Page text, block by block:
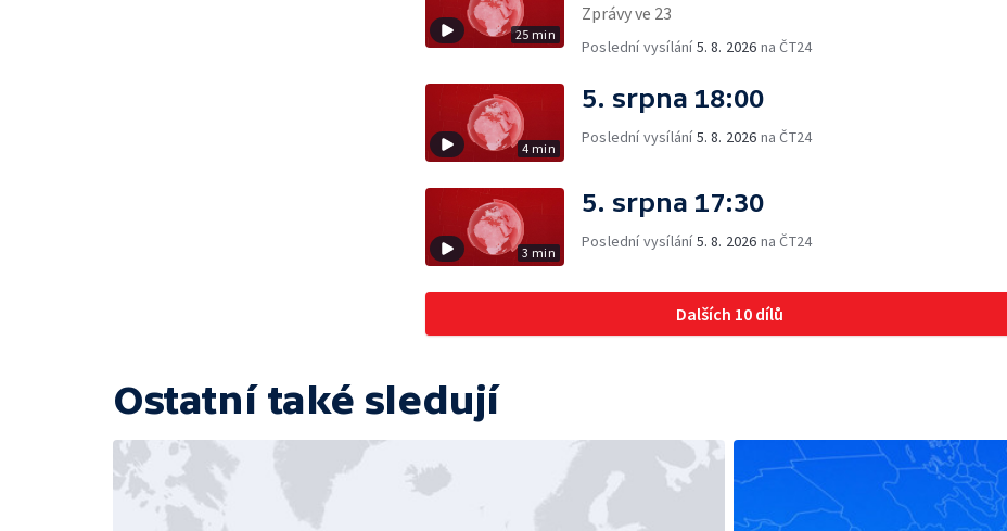
25 min
Zprávy ve 23
Poslední vysílání5. 8. 2026 na ČT24
4 min
5. srpna 18:00
Poslední vysílání5. 8. 2026 na ČT24
3 min
5. srpna 17:30
Poslední vysílání5. 8. 2026 na ČT24
Dalších 10 dílů
Ostatní také sledují